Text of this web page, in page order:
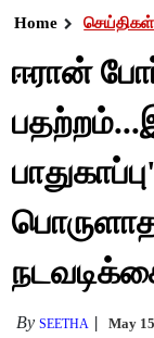
Home செய்திகள்
ஈரான்
BySEETHA May